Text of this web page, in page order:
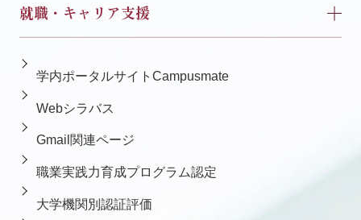
就職・キャリア支援
学内ポータルサイトCampusmate
Webシラバス
Gmail関連ページ
職業実践力育成プログラム認定
大学機関別認証評価